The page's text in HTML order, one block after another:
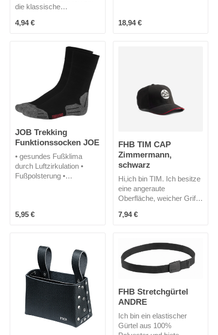
die klassische
Rindleder und mich gibt es
nur in schwarz.
Regulärer Preis:
4,94 € Regulärer Preis:
18,94 €
JOB Trekking
Funktionssocken JOE
• gesundes Fußklima
durch Luftzirkulation •
Fußpolsterung •
schadstoffgeprüft
Regulärer Preis:
5,95 €
FHB TIM CAP
Zimmermann,
schwarz
Hi,ich bin TIM. Ich besitze
eine angeraute
Oberfläche, weicher Griff,
hochwertiger
Metallklappenverschluss
gesticktes Zunftzeichen
auf der Frontseite
Zimmermann,
Regulärer Preis:
7,94 €
FHB Stretchgürtel
ANDRE
Ich bin ein elastischer
Gürtel aus 100%